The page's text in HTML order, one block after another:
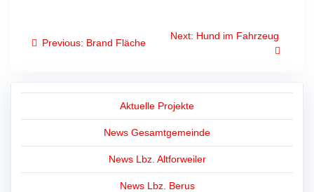
Beitragsnavigation
Previous: Previous
Brand Fläche
Next: Next
Hund im Fahrzeug
Aktuelle Projekte
News Gesamtgemeinde
News Lbz. Altforweiler
News Lbz. Berus